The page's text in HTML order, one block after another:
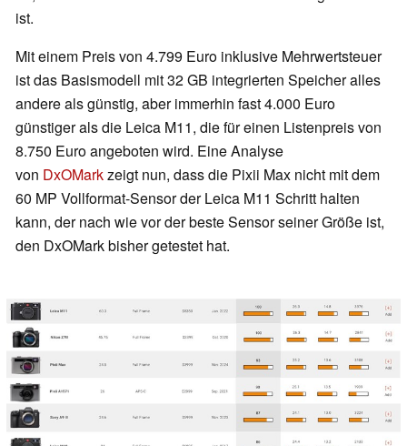
ist.
Mit einem Preis von 4.799 Euro inklusive Mehrwertsteuer
ist das Basismodell mit 32 GB integrierten Speicher alles
andere als günstig, aber immerhin fast 4.000 Euro
günstiger als die Leica M11, die für einen Listenpreis von
8.750 Euro angeboten wird. Eine Analyse
von DxOMarkzeigt nun, dass die Pixii Max nicht mit dem
60 MP Vollformat-Sensor der Leica M11 Schritt halten
kann, der nach wie vor der beste Sensor seiner Größe ist,
den DxOMark bisher getestet hat.